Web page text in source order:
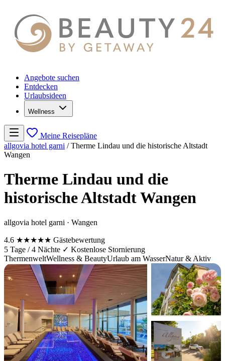
Angebote suchen
Entdecken
Urlaubsideen
Wellness
Meine Reisepläne
allgovia hotel garni / Therme Lindau und die historische Altstadt
Wangen
Therme Lindau und die
historische Altstadt Wangen
allgovia hotel garni · Wangen
4.6 ★★★★★ Gästebewertung
5 Tage / 4 Nächte ✓ Kostenlose Stornierung
ThermenweltWellness & BeautyUrlaub am WasserNatur & Aktiv